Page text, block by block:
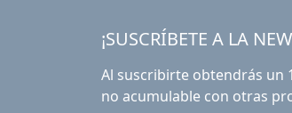
¡SUSCRÍBETE A LA
Al suscribirte obtendrás un
no acumulable con otras